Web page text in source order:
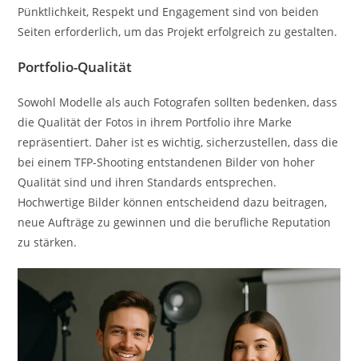
Pünktlichkeit, Respekt und Engagement sind von beiden
Seiten erforderlich, um das Projekt erfolgreich zu gestalten.
Portfolio-Qualität
Sowohl Modelle als auch Fotografen sollten bedenken, dass
die Qualität der Fotos in ihrem Portfolio ihre Marke
repräsentiert. Daher ist es wichtig, sicherzustellen, dass die
bei einem TFP-Shooting entstandenen Bilder von hoher
Qualität sind und ihren Standards entsprechen.
Hochwertige Bilder können entscheidend dazu beitragen,
neue Aufträge zu gewinnen und die berufliche Reputation
zu stärken.